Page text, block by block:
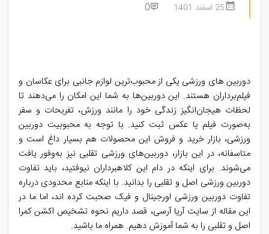
25 اسفند 1401 0
دوربین‌ های ورزشی یکی از محبوب‌ترین لوازم جانبی برای عکاسان و
فیلم‌برداران هستند. این دوربین‌ها به شما این امکان را می‌دهند تا
لحظات هیجان‌انگیز زندگی خود را مانند ورزش، تفریحات و سفر
به‌صورت فیلم یا عکس ثبت کنید. با توجه به محبوبیت دوربین‌
ورزشی، بازار خرید و فروش این محصولات هم بسیار داغ است و
متاسفانه، در این بازار، دوربین‌های ورزشی تقلبی نیز به‌وفور یافت
می‌شوند. برای اینکه در دام این کلاهبرداران نیوفتید، باید تفاوت
دوربین ورزشی اصل و تقلبی را بدانید. با اینکه منابع محدودی درباره
تفاوت دوربین ورزشی اورجینال و فیک صحبت کرده اند، اما ما در
این مقاله از سایت آریا آرسی، قصد داریم نحوه تشخیص اکشن کمرا
اصل و تقلبی را به شما آموزش دهیم. همراه ما باشید.